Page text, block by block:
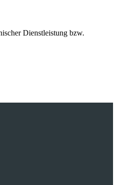
Dienstleistung bzw.